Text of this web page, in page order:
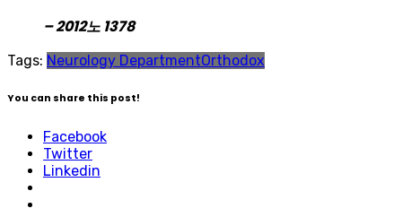
– 2012노 1378
Tags: Neurology DepartmentOrthodox
You can share this post!
Facebook
Twitter
Linkedin